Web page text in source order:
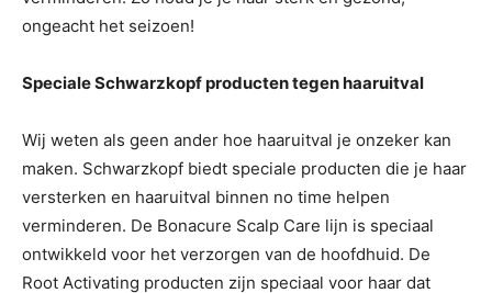
ongeacht het seizoen!
Speciale Schwarzkopf producten tegen haaruitval
Wij weten als geen ander hoe haaruitval je onzeker kan
maken. Schwarzkopf biedt speciale producten die je haar
versterken en haaruitval binnen no time helpen
verminderen. De Bonacure Scalp Care lijn is speciaal
ontwikkeld voor het verzorgen van de hoofdhuid. De
Root Activating producten zijn speciaal voor haar dat